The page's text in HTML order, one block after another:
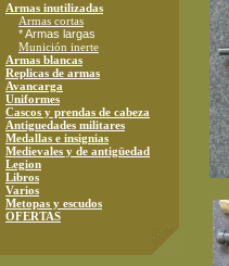
Armas inutilizadas
Armas cortas
* Armas largas
Munición inerte
Armas blancas
Replicas de armas
Avancarga
Uniformes
Cascos y prendas de cabeza
Antiguedades militares
Medallas e insignias
Medievales y de antigüedad
Legion
Libros
Varios
Metopas y escudos
OFERTAS